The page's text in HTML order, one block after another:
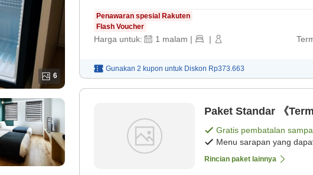
6
Penawaran spesial Rakuten
Flash Voucher
Harga untuk: 1 malam | |
Gunakan 2 kupon untuk Diskon Rp373.663
Paket Standar 《
Gratis pembatalan
Menu sarapan yang
Rincian paket lainnya